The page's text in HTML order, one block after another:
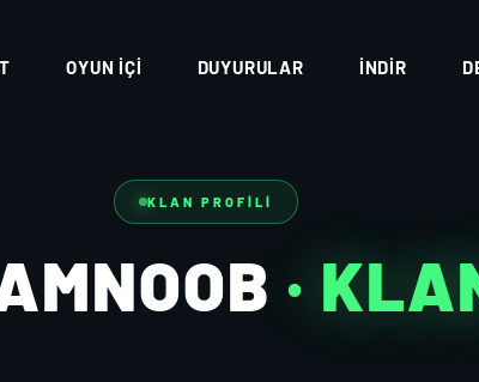
OYUN İÇI DUYURULAR İNDIR
KLAN PROFILI
·